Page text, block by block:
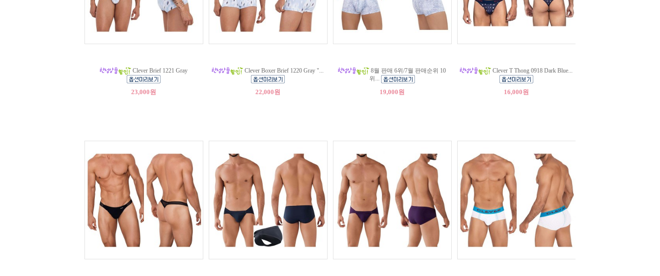
Clever Brief 1221 Gray
23,000원
Clever Boxer Brief 1220 Gray "...
22,000원
8월 판매 6위/7월 판매순위 10
위...
19,000원
Clever T Thong 0918 Dark Blue...
16,000원